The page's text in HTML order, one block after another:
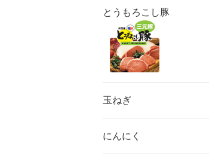
とうもろこし豚
玉ねぎ
にんにく